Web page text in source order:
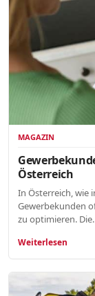
MAGAZIN
Österreich
In Österreich, wie
Gewerbekunden
zu optimieren.
Weiterlesen